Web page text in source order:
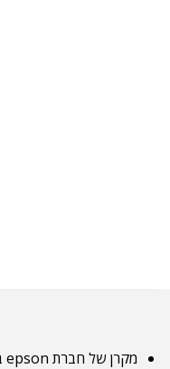
מקרן של חברת epson בעל התמורה הגבוהה ביותר במחיר הכי משתלם, תמונה חדה ובהירה באיכות גבוהה אפילו בחדרים מוארים.